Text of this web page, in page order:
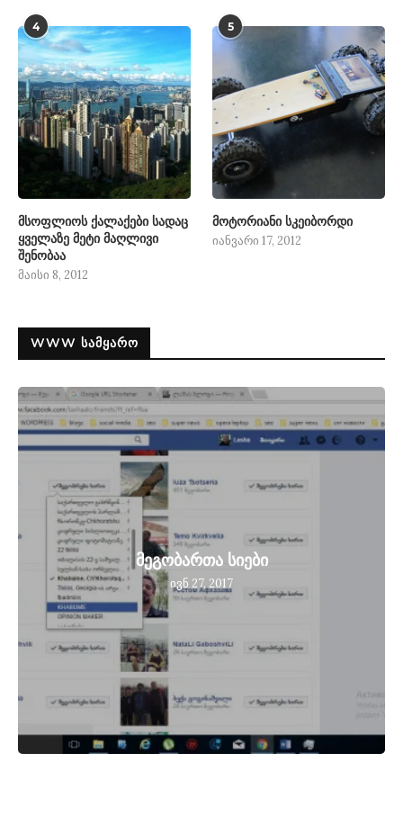
4
მსოფლიოს ქალაქები სადაც
ყველაზე მეტი მაღლივი
შენობაა
მაისი 8, 2012
5
მოტორიანი სკეიბორდი
იანვარი 17, 2012
WWW ᲡᲐᲛᲧᲐᲠᲝ
მეგობართა სიები
ივნ 27, 2017